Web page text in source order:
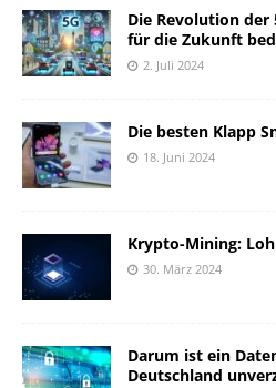
Die Revolution der
für die Zukunft
2. Juli 2024
Die besten Klapp
18. Juni 2024
Krypto-Mining:
30. März 2024
Darum ist ein
Deutschland